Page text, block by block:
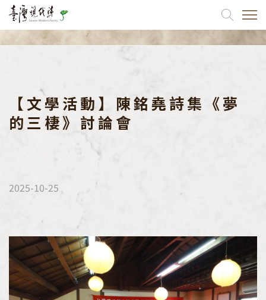
出版品
最新消息
文學活動
協會活動
加入會員
【文學活動】陳銘堯詩集《夢
的三棲》討論會
2025-10-25